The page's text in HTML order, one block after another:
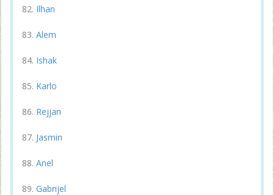
Ilhan
Alem
Ishak
Karlo
Rejjan
Jasmin
Anel
Gabrijel